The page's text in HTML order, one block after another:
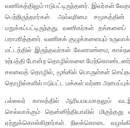
வணிகத்திலும் ஈடுபட்டிருந்தனர். இவர்கள்
பெற்றிருந்தார்கள். அவ்வுரிமை சமூகத்தின்
மறுக்கப்பட்டிருந்தது. வணிகர்கள்
பராமரித்தனர். வணிகக் குழுக்களையும்
மட்டத்தில் இருந்தவர்கள் வேளாண்மை,
உற்பத்தி போன்ற தொழில்களை மேற்கொண்டனர்.
சலவைத் தொழில், மூங்கில் பொருள்கள்
தொழில்களில் ஈடுபட்ட மக்கள் வர்ண
பல்லவர் காலத்தில் ஆரியமயமாதலும்
செல்வாக்கும் தென்னிந்தியாவில்
ஏற்றுக்கொள்கிறார்கள். நிலக்கொடை